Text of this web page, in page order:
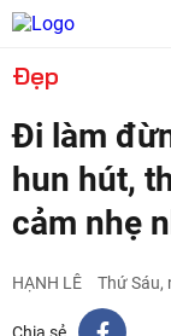
Đẹp
Đi làm
hun hút,
cảm nhẹ
HẠNH LÊ Thứ Sáu,